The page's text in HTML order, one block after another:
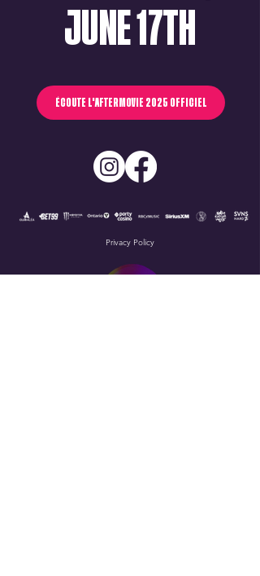
JUNE 17TH
ÉCOUTE L'AFTERMOVIE 2025 OFFICIEL
Privacy Policy